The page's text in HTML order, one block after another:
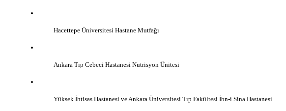
Hacettepe Üniversitesi Hastane Mutfağı
Ankara Tıp Cebeci Hastanesi Nutrisyon Ünitesi
Yüksek İhtisas Hastanesi ve Ankara Üniversitesi Tıp Fakültesi İbn-i Sina Hastanesi